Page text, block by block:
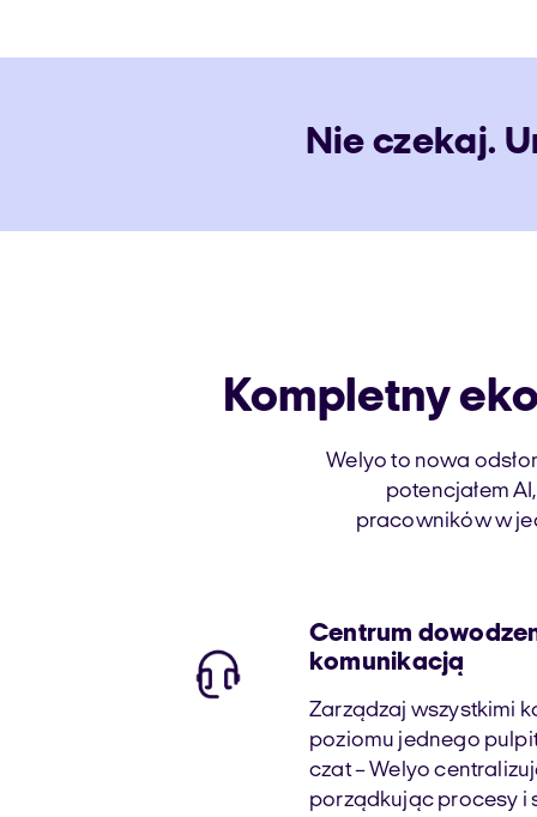
Nie czekaj.
Kompletny
Welyo to nowa
potencjałem
pracowników w
Centrum
komunikacją
Zarządzaj wszystkimi
poziomu jednego
czat – Welyo
porządkując procesy i